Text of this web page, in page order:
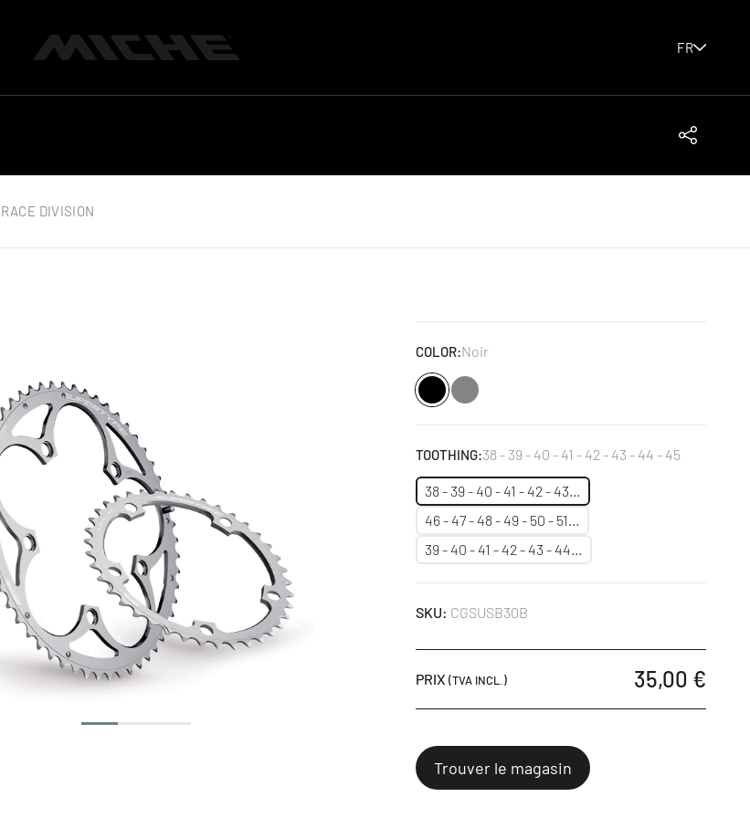
FR
Partager
RACE DIVISION
COLOR:Noir
Noir
TOOTHING:38 - 39 - 40 - 41 - 42 - 43 - 44 - 45
38 - 39 - 40 - 41 - 42 - 43…
46 - 47 - 48 - 49 - 50 - 51…
39 - 40 - 41 - 42 - 43 - 44…
SKU: CGSUSB30B
PRIX (TVA INCL.) 35,00 €
Trouver le magasin